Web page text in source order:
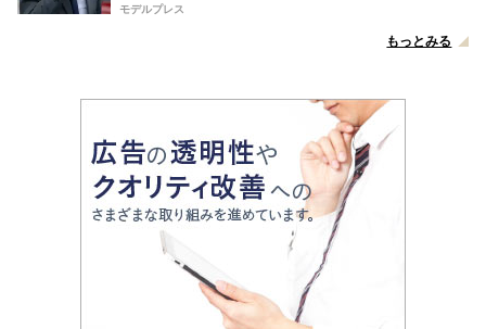
モデルプレス
もっとみる